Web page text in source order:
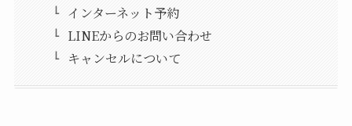
インターネット予約
LINEからのお問い合わせ
キャンセルについて